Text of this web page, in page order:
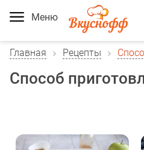
Меню
Главная Рецепты
Способ